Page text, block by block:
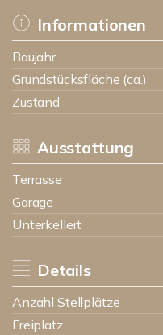
Informationen
Baujahr
Grundstücksfläche (ca.)
Zustand
Ausstattung
Terrasse
Garage
Unterkellert
Details
Anzahl Stellplätze
Freiplatz